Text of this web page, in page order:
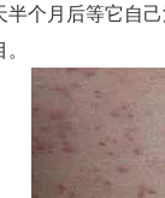
月后等它自己